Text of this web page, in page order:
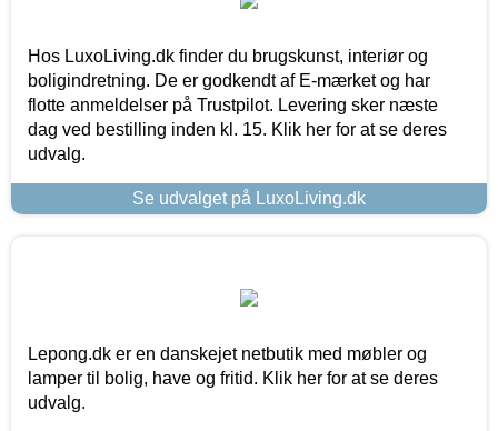
Hos LuxoLiving.dk finder du brugskunst, interiør og
boligindretning. De er godkendt af E-mærket og har
flotte anmeldelser på Trustpilot. Levering sker næste
dag ved bestilling inden kl. 15. Klik her for at se deres
udvalg.
Se udvalget på LuxoLiving.dk
Lepong.dk er en danskejet netbutik med møbler og
lamper til bolig, have og fritid. Klik her for at se deres
udvalg.